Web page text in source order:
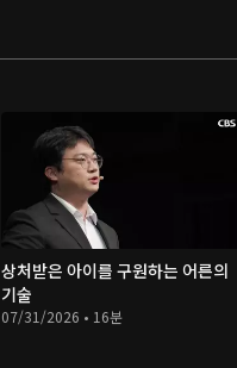
상처받은 아이를 구원하는 어른의
기술
07/31/2026 • 16분